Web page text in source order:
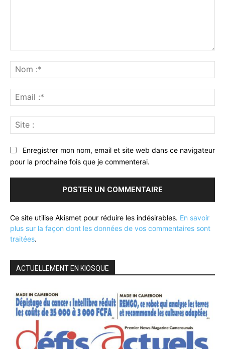
:*
:*
:
Enregistrer mon nom, email et site web dans ce navigateur
pour la prochaine fois que je commenterai.
Ce site utilise Akismet pour réduire les indésirables. En savoir
plus sur la façon dont les données de vos commentaires sont
traitées.
ACTUELLEMENT EN KIOSQUE